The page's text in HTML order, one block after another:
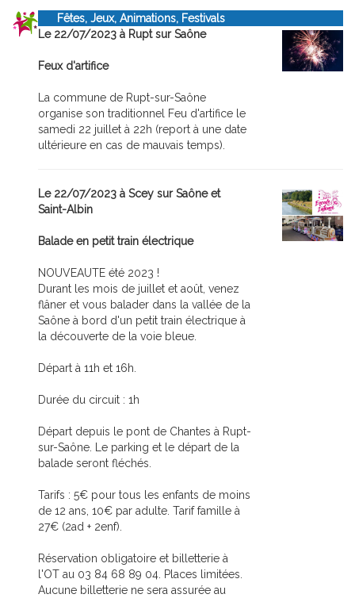
Fêtes, Jeux, Animations, Festivals
Le 22/07/2023 à Rupt sur Saône
Feux d'artifice
La commune de Rupt-sur-Saône
organise son traditionnel Feu d'artifice le
samedi 22 juillet à 22h (report à une date
ultérieure en cas de mauvais temps).
Le 22/07/2023 à Scey sur Saône et
Saint-Albin
Balade en petit train électrique
NOUVEAUTE été 2023 !
Durant les mois de juillet et août, venez
flâner et vous balader dans la vallée de la
Saône à bord d'un petit train électrique à
la découverte de la voie bleue.
Départ à 11h et 16h.
Durée du circuit : 1h
Départ depuis le pont de Chantes à Rupt-
sur-Saône. Le parking et le départ de la
balade seront fléchés.
Tarifs : 5€ pour tous les enfants de moins
de 12 ans, 10€ par adulte. Tarif famille à
27€ (2ad + 2enf).
Réservation obligatoire et billetterie à
l'OT au 03 84 68 89 04. Places limitées.
Aucune billetterie ne sera assurée au